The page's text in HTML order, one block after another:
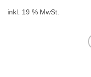
inkl. 19 % MwSt.